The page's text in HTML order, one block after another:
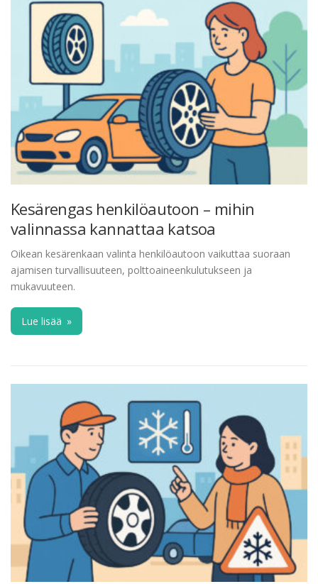
Kesärengas henkilöautoon – mihin
valinnassa kannattaa katsoa
Oikean kesärenkaan valinta henkilöautoon vaikuttaa suoraan
ajamisen turvallisuuteen, polttoaineenkulutukseen ja
mukavuuteen.
Lue lisää »